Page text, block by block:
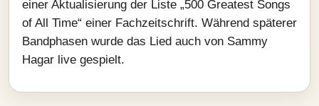
einer Aktualisierung der Liste „500 Greatest Songs
of All Time“ einer Fachzeitschrift. Während späterer
Bandphasen wurde das Lied auch von Sammy
Hagar live gespielt.